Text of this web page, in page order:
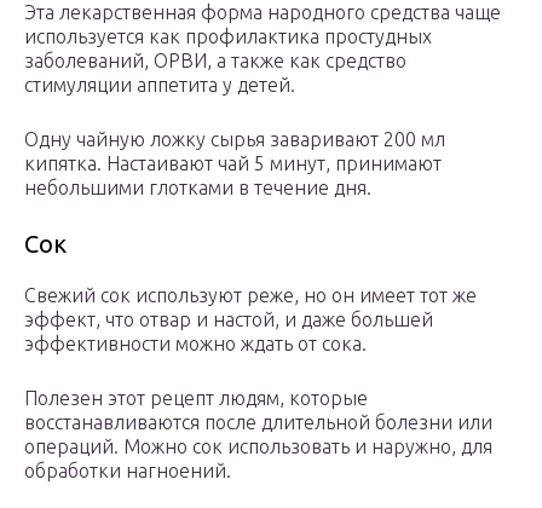
Эта лекарственная форма народного средства чаще
используется как профилактика простудных
заболеваний, ОРВИ, а также как средство
стимуляции аппетита у детей.
Одну чайную ложку сырья заваривают 200 мл
кипятка. Настаивают чай 5 минут, принимают
небольшими глотками в течение дня.
Сок
Свежий сок используют реже, но он имеет тот же
эффект, что отвар и настой, и даже большей
эффективности можно ждать от сока.
Полезен этот рецепт людям, которые
восстанавливаются после длительной болезни или
операций. Можно сок использовать и наружно, для
обработки нагноений.